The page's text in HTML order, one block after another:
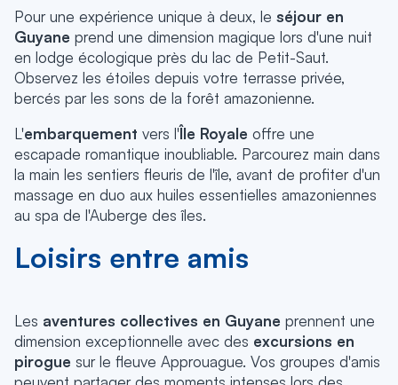
Pour une expérience unique à deux, le séjour en
Guyane prend une dimension magique lors d'une nuit
en lodge écologique près du lac de Petit-Saut.
Observez les étoiles depuis votre terrasse privée,
bercés par les sons de la forêt amazonienne.
L'embarquement vers l'Île Royale offre une
escapade romantique inoubliable. Parcourez main dans
la main les sentiers fleuris de l'île, avant de profiter d'un
massage en duo aux huiles essentielles amazoniennes
au spa de l'Auberge des îles.
Loisirs entre amis
Les aventures collectives en Guyane prennent une
dimension exceptionnelle avec des excursions en
pirogue sur le fleuve Approuague. Vos groupes d'amis